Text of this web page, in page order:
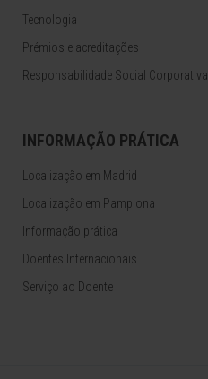
Tecnologia
Prémios e acreditações
Responsabilidade Social Corporativa
INFORMAÇÃO PRÁTICA
Localização em Madrid
Localização em Pamplona
Informação prática
Doentes Internacionais
Serviço ao Doente